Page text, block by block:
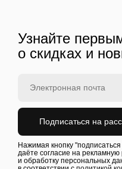
Узнайте
о скидках и
Подписаться на
Нажимая кнопку
даёте согласие на рекламную
и обработку персональных